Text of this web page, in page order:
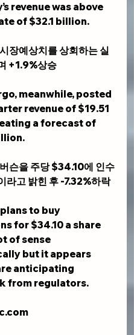
revenue was above
of $32.1 billion.
장예상치를 상회하는 실
+1.9%상승
meanwhile, posted
revenue of $19.51
a forecast of
슨을 주당 $34.10에 인수
라고 밝힌 후 -7.32%하락
plans to buy
for $34.10 a share
of sense
but it appears
anticipating
from regulators.